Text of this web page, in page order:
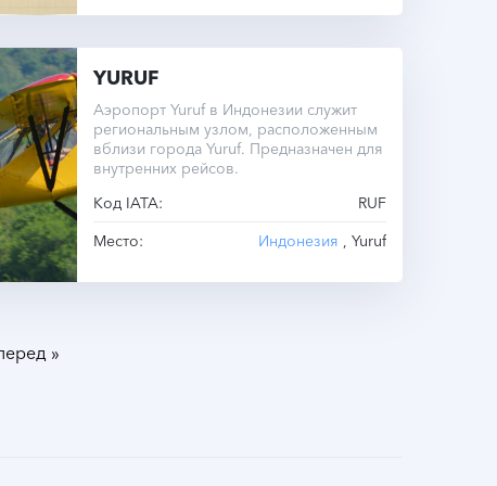
YURUF
Аэропорт Yuruf в Индонезии служит
региональным узлом, расположенным
вблизи города Yuruf. Предназначен для
внутренних рейсов.
Код IATA:
RUF
Место:
Индонезия , Yuruf
»